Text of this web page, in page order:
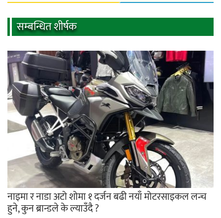
सम्बन्धित शीर्षक
नाइमा र नाडा अटो शोमा १ दर्जन बढी नयाँ मोटरसाइकल लन्च
हुने, कुन ब्रान्डले के ल्याउँदै ?